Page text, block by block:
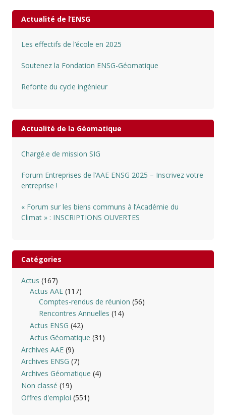
Actualité de l’ENSG
Les effectifs de l’école en 2025
Soutenez la Fondation ENSG-Géomatique
Refonte du cycle ingénieur
Actualité de la Géomatique
Chargé.e de mission SIG
Forum Entreprises de l’AAE ENSG 2025 – Inscrivez votre
entreprise !
« Forum sur les biens communs à l’Académie du
Climat » : INSCRIPTIONS OUVERTES
Catégories
Actus (167)
Actus AAE (117)
Comptes-rendus de réunion (56)
Rencontres Annuelles (14)
Actus ENSG (42)
Actus Géomatique (31)
Archives AAE(9)
Archives ENSG (7)
Archives Géomatique (4)
Non classé (19)
Offres d'emploi (551)